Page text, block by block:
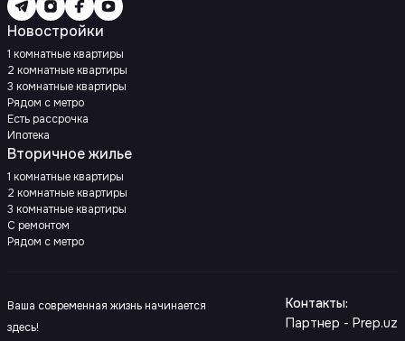
Новостройки
1 комнатные квартиры
2 комнатные квартиры
3 комнатные квартиры
Рядом с метро
Есть рассрочка
Ипотека
Вторичное жилье
1 комнатные квартиры
2 комнатные квартиры
3 комнатные квартиры
С ремонтом
Рядом с метро
Ваша современная жизнь начинается
здесь!
Контакты:
Партнер - Prep.uz